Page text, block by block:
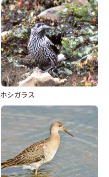
ホシガラス